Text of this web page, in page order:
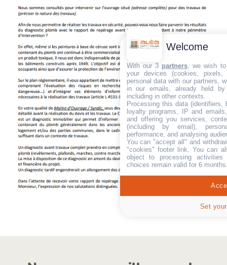
Welcome
With our 3 partners, we wish to
your devices (cookies,
personal data with our partners,
in our emails, already held
including in other contexts.
Processing this data (identifiers,
loyalty programs, IP and
and offering you services,
(including by email),
performance, and analysing
You can "accept all" and
"cookies" footer link. You can
object to processing
choices remain valid for 6
Set